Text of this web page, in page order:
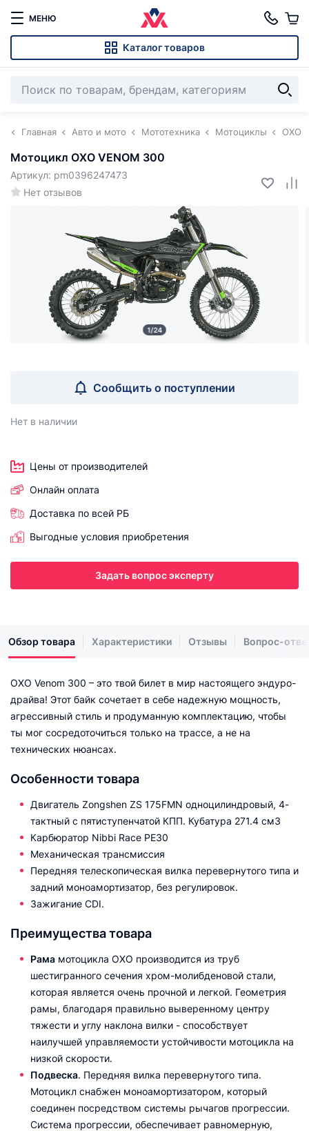
МЕНЮ
Каталог товаров
Главная Авто и мото Мототехника Мотоциклы OXO
Мотоцикл OXO VENOM 300
Нет отзывов
Артикул: pm0396247473
1/24
Сообщить о поступлении
Нет в наличии
Цены от производителей
Онлайн оплата
Доставка по всей РБ
Выгодные условия приобретения
Задать вопрос эксперту
Обзор товара Характеристики Отзывы Вопрос-
OXO Venom 300 – это твой билет в мир настоящего эндуро-
драйва! Этот байк сочетает в себе надежную мощность,
агрессивный стиль и продуманную комплектацию, чтобы
ты мог сосредоточиться только на трассе, а не на
технических нюансах.
Особенности товара
Двигатель Zongshen ZS 175FMN одноцилиндровый, 4-
тактный с пятиступенчатой КПП. Кубатура 271.4 см3
Карбюратор Nibbi Race PE30
Механическая трансмиссия
Передняя телескопическая вилка перевернутого типа и
задний моноамортизатор, без регулировок.
Зажигание CDI.
Преимущества товара
Рама мотоцикла OXO производится из труб
шестигранного сечения хром-молибденовой стали,
которая является очень прочной и легкой. Геометрия
рамы, благодаря правильно выверенному центру
тяжести и углу наклона вилки - способствует
наилучшей управляемости устойчивости мотоцикла на
низкой скорости.
Подвеска. Передняя вилка перевернутого типа.
Мотоцикл снабжен моноамортизатором, который
соединен посредством системы рычагов прогрессии.
Система прогрессии, обеспечивает равномерную,